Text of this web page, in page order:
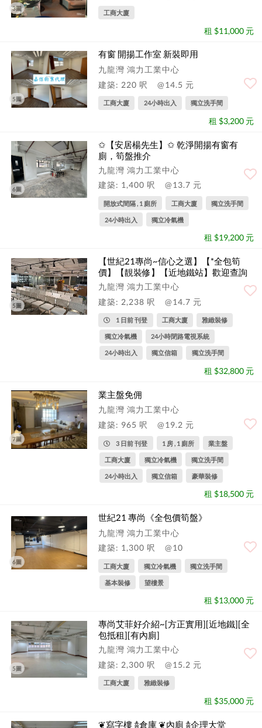
3圖
工商大廈
租 $11,000 元
5圖
有窗 開揚工作室 新裝即用
九龍灣 鴻力工業中心
建築: 220 呎
@14.5 元
工商大廈 24小時出入 獨立洗手間
租 $3,200 元
6圖
✩【安居楊先生】✩ 乾淨開揚有窗有
廁，筍盤推介
九龍灣 鴻力工業中心
建築: 1,400 呎
@13.7 元
開放式間隔 , 1 廁所 工商大廈 獨立洗手間
24小時出入 獨立冷氣機
租 $19,200 元
5圖
【世紀21專尚~信心之選】【*全包筍
價】【靚裝修】【近地鐵站】歡迎查詢
九龍灣 鴻力工業中心
建築: 2,238 呎
@14.7 元
1 日前 刊登 工商大廈 雅緻裝修
獨立冷氣機 24小時閉路電視系統
24小時出入 獨立信箱 獨立洗手間
租 $32,800 元
7圖
業主盤免佣
九龍灣 鴻力工業中心
建築: 965 呎
@19.2 元
3 日前 刊登 1 房 , 1 廁所 業主盤
工商大廈 獨立冷氣機 獨立洗手間
24小時出入 獨立信箱 豪華裝修
租 $18,500 元
6圖
世紀21 專尚《全包價筍盤》
九龍灣 鴻力工業中心
建築: 1,300 呎
@10
工商大廈 獨立冷氣機 獨立洗手間
基本裝修 望樓景
租 $13,000 元
5圖
專尚艾菲好介紹~[方正實用][近地鐵][全
包抵租][有內廁]
九龍灣 鴻力工業中心
建築: 2,300 呎
@15.2 元
工商大廈 雅緻裝修
租 $35,000 元
❦寫字樓 𖠋倉庫 ❦內廁 𖠋企理大堂